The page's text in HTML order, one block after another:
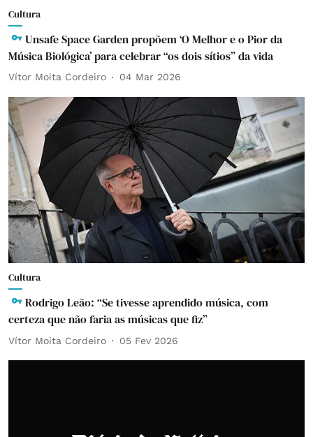
Cultura
Unsafe Space Garden propõem ‘O Melhor e o Pior da
Música Biológica’ para celebrar “os dois sítios” da vida
Vítor Moita Cordeiro 04 Mar 2026
Cultura
Rodrigo Leão: “Se tivesse aprendido música, com
certeza que não faria as músicas que fiz”
Vítor Moita Cordeiro 05 Fev 2026